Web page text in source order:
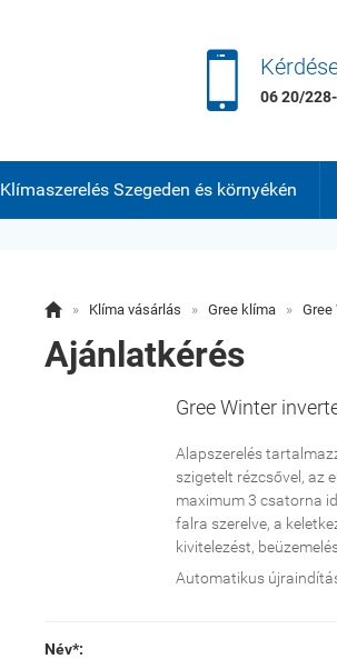
 06 20/
Klímaszerelés Szegeden és környékén
 » Klíma vásárlás » Gree klíma » Gree
Ajánlatkérés
Gree Winter
Alapszerelés
szigetelt rézcsővel, az
maximum 3 csatorna
falra szerelve, a
kivitelezést,
Automatikus
Név*: